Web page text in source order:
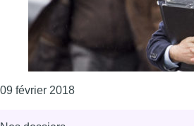
09 février 2018Consulter l'article